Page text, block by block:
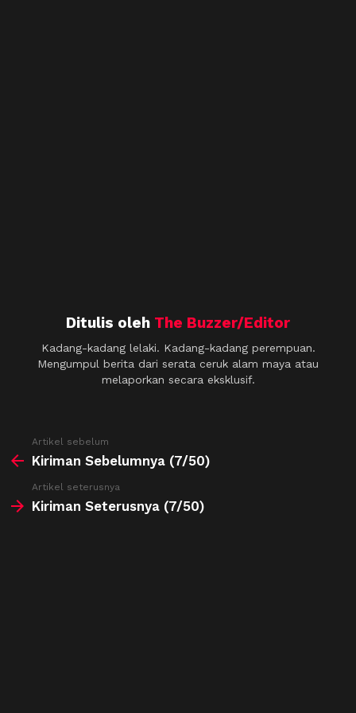
Ditulis oleh The Buzzer/Editor
Kadang-kadang lelaki. Kadang-kadang perempuan.
Mengumpul berita dari serata ceruk alam maya atau
melaporkan secara eksklusif.
more
Artikel sebelum
Kiriman Sebelumnya (7/50)
Artikel seterusnya
Kiriman Seterusnya (7/50)